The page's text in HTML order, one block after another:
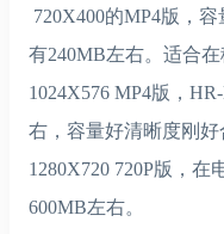
720X400的MP4版，
有240MB左右。适合
1024X576 MP4版，
右，容量好清晰度刚
1280X720 720P版，
600MB左右。